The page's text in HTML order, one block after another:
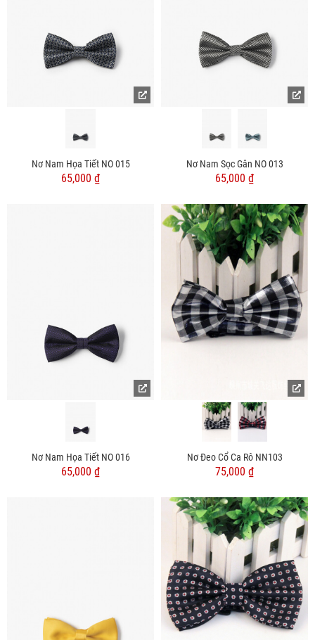
Nơ Nam Họa Tiết NO 015
65,000 ₫
Nơ Nam Sọc Gân NO 013
65,000 ₫
Nơ Nam Họa Tiết NO 016
65,000 ₫
Nơ Đeo Cổ Ca Rô NN103
75,000 ₫